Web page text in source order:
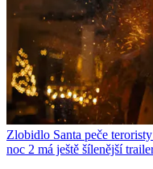
Zlobidlo Santa peče
noc 2 má ještě šílenější